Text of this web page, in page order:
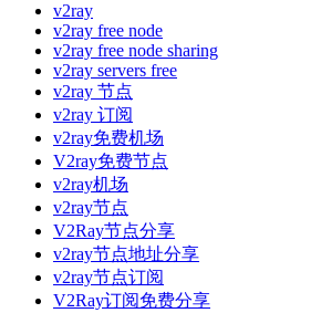
v2ray
v2ray free node
v2ray free node sharing
v2ray servers free
v2ray 节点
v2ray 订阅
v2ray免费机场
V2ray免费节点
v2ray机场
v2ray节点
V2Ray节点分享
v2ray节点地址分享
v2ray节点订阅
V2Ray订阅免费分享